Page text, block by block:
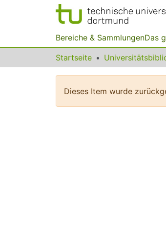
Bereiche & SammlungenDas
Startseite
Dieses Item wurde